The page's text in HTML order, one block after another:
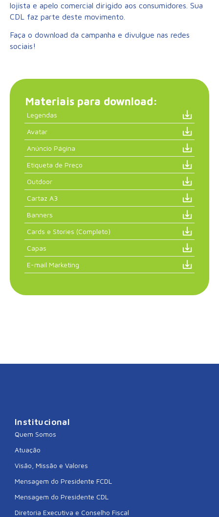
lojista e apelo comercial dirigido aos consumidores. Sua
CDL faz parte deste movimento.
Faça o download da campanha e divulgue nas redes
sociais!
Materiais para download:
Legendas
Avatar
Anúncio Página
Etiqueta de Preço
Outdoor
Cartaz A3
Banners
Cards e Stories (Completo)
Capas
E-mail Marketing
Institucional
Quem Somos
Atuação
Visão, Missão e Valores
Mensagem do Presidente FCDL
Mensagem do Presidente CDL
Diretoria Executiva e Conselho Fiscal